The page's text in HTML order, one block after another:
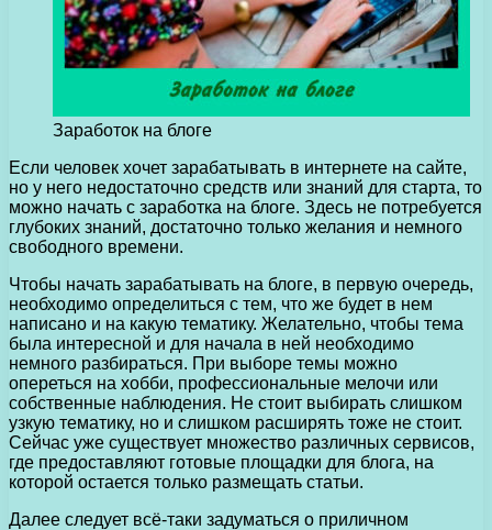
Заработок на блоге
Если человек хочет зарабатывать в интернете на сайте,
но у него недостаточно средств или знаний для старта, то
можно начать с заработка на блоге. Здесь не потребуется
глубоких знаний, достаточно только желания и немного
свободного времени.
Чтобы начать зарабатывать на блоге, в первую очередь,
необходимо определиться с тем, что же будет в нем
написано и на какую тематику. Желательно, чтобы тема
была интересной и для начала в ней необходимо
немного разбираться. При выборе темы можно
опереться на хобби, профессиональные мелочи или
собственные наблюдения. Не стоит выбирать слишком
узкую тематику, но и слишком расширять тоже не стоит.
Сейчас уже существует множество различных сервисов,
где предоставляют готовые площадки для блога, на
которой остается только размещать статьи.
Далее следует всё-таки задуматься о приличном